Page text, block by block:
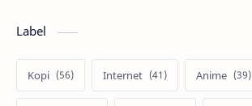
Label
Kopi Internet Anime